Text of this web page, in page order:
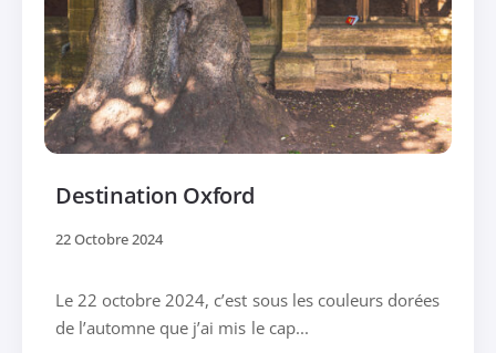
Destination Oxford
22 Octobre 2024
Le 22 octobre 2024, c’est sous les couleurs dorées
de l’automne que j’ai mis le cap...